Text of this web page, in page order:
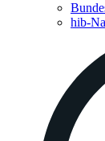
hib-